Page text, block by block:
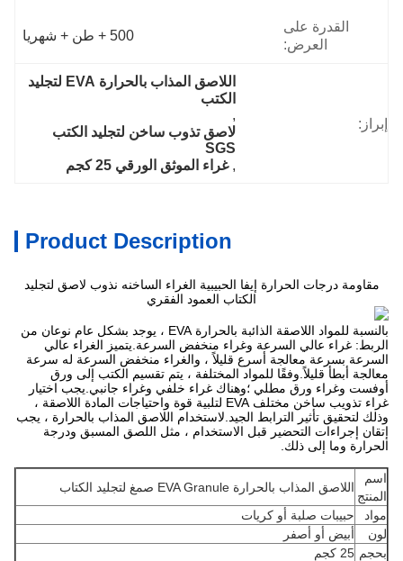
القدرة على
العرض:
500 + طن + شهريا
إبراز:
اللاصق المذاب بالحرارة EVA لتجليد
الكتب
,
لاصق تذوب ساخن لتجليد الكتب
SGS
, غراء الموثق الورقي 25 كجم
Product Description
مقاومة درجات الحرارة إيفا الحبيبية الغراء الساخنه نذوب لاصق لتجليد
الكتاب العمود الفقري
بالنسبة للمواد اللاصقة الذائبة بالحرارة EVA ، يوجد بشكل عام نوعان من
الربط: غراء عالي السرعة وغراء منخفض السرعة.يتميز الغراء عالي
السرعة بسرعة معالجة أسرع قليلاً ، والغراء منخفض السرعة له سرعة
معالجة أبطأ قليلاً.وفقًا للمواد المختلفة ، يتم تقسيم الكتب إلى ورق
أوفست وغراء ورق مطلي ؛وهناك غراء خلفي وغراء جانبي.يجب اختيار
غراء تذويب ساخن مختلف EVA لتلبية قوة واحتياجات المادة اللاصقة ،
وذلك لتحقيق تأثير الترابط الجيد.لاستخدام اللاصق المذاب بالحرارة ، يجب
إتقان إجراءات التحضير قبل الاستخدام ، مثل اللصق المسبق ودرجة
الحرارة وما إلى ذلك.
اسم
المنتج
اللاصق المذاب بالحرارة EVA Granule صمغ لتجليد الكتاب
مواد
حبيبات صلبة أو كريات
لون
أبيض أو أصفر
بحجم
25 كجم